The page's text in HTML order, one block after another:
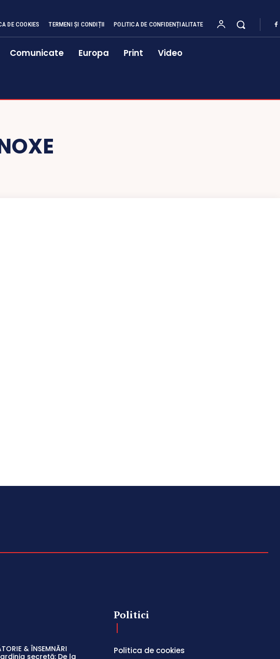
DE COOKIES TERMENI ȘI CONDIȚII POLITICA DE CONFIDENȚIALITATE
Comunicate Europa Print Video
& ÎNSEMNĂRI
secretă: De la
Politici
Politica de cookies